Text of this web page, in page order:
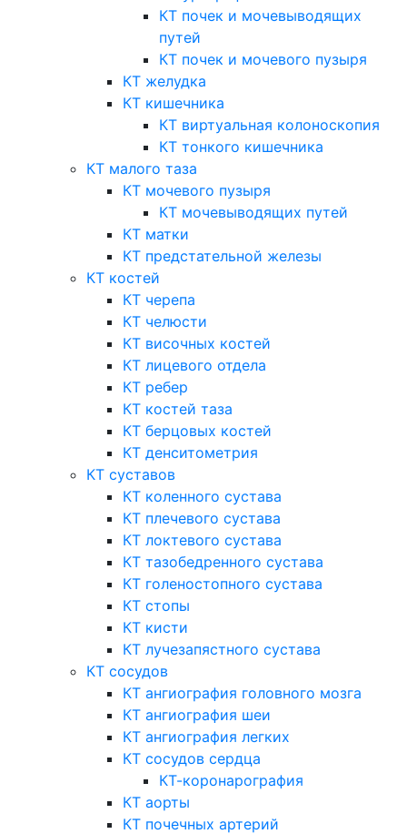
КТ почек и мочевыводящих
путей
КТ почек и мочевого пузыря
КТ желудка
КТ кишечника
КТ виртуальная колоноскопия
КТ тонкого кишечника
КТ малого таза
КТ мочевого пузыря
КТ мочевыводящих путей
КТ матки
КТ предстательной железы
КТ костей
КТ черепа
КТ челюсти
КТ височных костей
КТ лицевого отдела
КТ ребер
КТ костей таза
КТ берцовых костей
КТ денситометрия
КТ суставов
КТ коленного сустава
КТ плечевого сустава
КТ локтевого сустава
КТ тазобедренного сустава
КТ голеностопного сустава
КТ стопы
КТ кисти
КТ лучезапястного сустава
КТ сосудов
КТ ангиография головного мозга
КТ ангиография шеи
КТ ангиография легких
КТ сосудов сердца
КТ-коронарография
КТ аорты
КТ почечных артерий